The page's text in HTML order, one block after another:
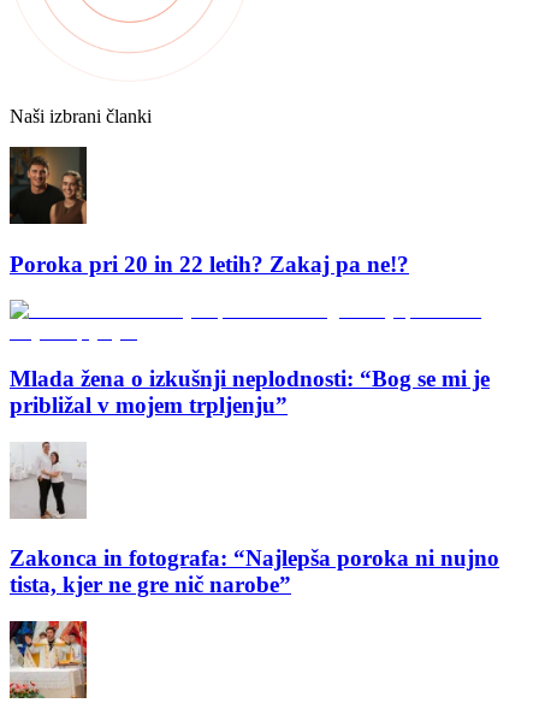
Naši izbrani članki
Poroka pri 20 in 22 letih? Zakaj pa ne!?
Mlada žena o izkušnji neplodnosti: “Bog se mi je
približal v mojem trpljenju”
Zakonca in fotografa: “Najlepša poroka ni nujno
tista, kjer ne gre nič narobe”